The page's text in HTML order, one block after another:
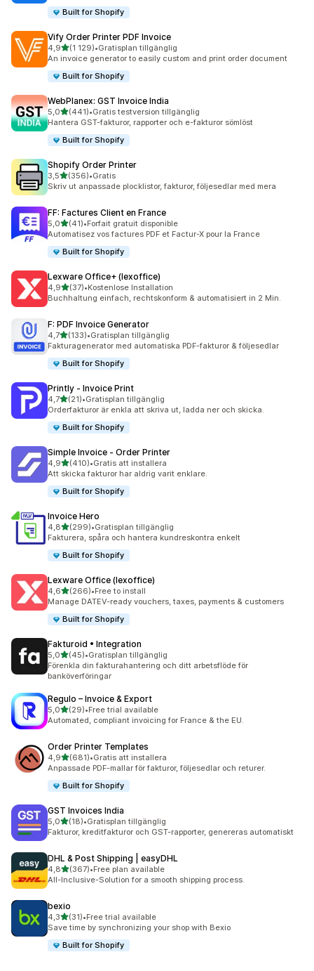
Built for Shopify
Vify Order Printer PDF Invoice
4,9av 5 stjärnor
(1 129)
1129 recensioner totalt
•Gratisplan tillgänglig
An invoice generator to easily custom and print order document
Built for Shopify
WebPlanex: GST Invoice India
5,0av 5 stjärnor
(441)
441 recensioner totalt
•Gratis testversion tillgänglig
Hantera GST-fakturor, rapporter och e-fakturor sömlöst
Built for Shopify
Shopify Order Printer
3,5av 5 stjärnor
(356)
356 recensioner totalt
•Gratis
Skriv ut anpassade plocklistor, fakturor, följesedlar med mera
FF: Factures Client en France
5,0av 5 stjärnor
(41)
41 recensioner totalt
•Forfait gratuit disponible
Automatisez vos factures PDF et Factur-X pour la France
Built for Shopify
Lexware Office+ (lexoffice)
4,9av 5 stjärnor
(37)
37 recensioner totalt
•Kostenlose Installation
Buchhaltung einfach, rechtskonform & automatisiert in 2 Min.
F: PDF Invoice Generator
4,7av 5 stjärnor
(133)
133 recensioner totalt
•Gratisplan tillgänglig
Fakturagenerator med automatiska PDF-fakturor & följesedlar
Built for Shopify
Printly ‑ Invoice Print
4,7av 5 stjärnor
(21)
21 recensioner totalt
•Gratisplan tillgänglig
Orderfakturor är enkla att skriva ut, ladda ner och skicka.
Built for Shopify
Simple Invoice ‑ Order Printer
4,9av 5 stjärnor
(410)
410 recensioner totalt
•Gratis att installera
Att skicka fakturor har aldrig varit enklare.
Built for Shopify
Invoice Hero
4,8av 5 stjärnor
(299)
299 recensioner totalt
•Gratisplan tillgänglig
Fakturera, spåra och hantera kundreskontra enkelt
Built for Shopify
Lexware Office (lexoffice)
4,6av 5 stjärnor
(266)
266 recensioner totalt
•Free to install
Manage DATEV-ready vouchers, taxes, payments & customers
Built for Shopify
Fakturoid • Integration
5,0av 5 stjärnor
(45)
45 recensioner totalt
•Gratisplan tillgänglig
Förenkla din fakturahantering och ditt arbetsflöde för
banköverföringar
Regulo – Invoice & Export
5,0av 5 stjärnor
(29)
29 recensioner totalt
•Free trial available
Automated, compliant invoicing for France & the EU.
Order Printer Templates
4,9av 5 stjärnor
(681)
681 recensioner totalt
•Gratis att installera
Anpassade PDF-mallar för fakturor, följesedlar och returer.
Built for Shopify
GST Invoices India
5,0av 5 stjärnor
(18)
18 recensioner totalt
•Gratisplan tillgänglig
Fakturor, kreditfakturor och GST-rapporter, genereras automatiskt
DHL & Post Shipping | easyDHL
4,8av 5 stjärnor
(367)
367 recensioner totalt
•Free plan available
All-Inclusive-Solution for a smooth shipping process.
bexio
4,3av 5 stjärnor
(31)
31 recensioner totalt
•Free trial available
Save time by synchronizing your shop with Bexio
Built for Shopify